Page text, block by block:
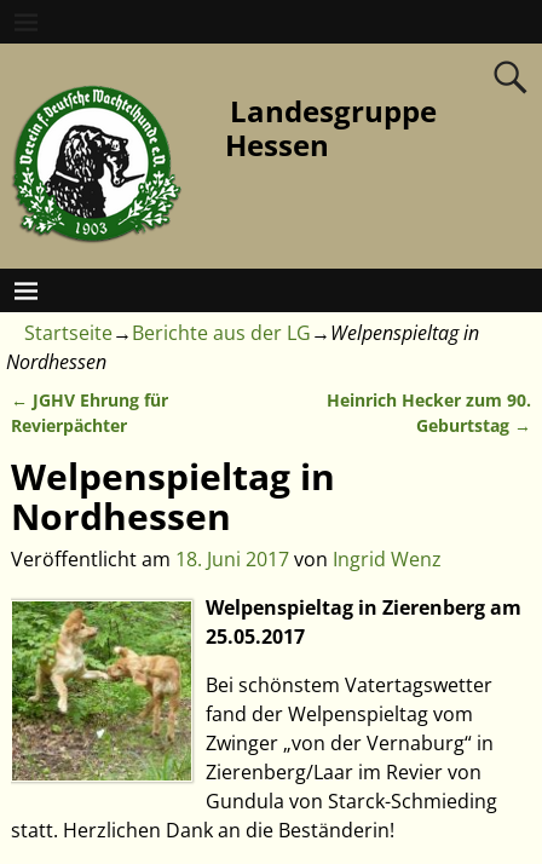
Landesgruppe
Hessen
Startseite→Berichte aus der LG→Welpenspieltag in
Nordhessen
Artikelnavigation
← JGHV Ehrung für
Revierpächter
Heinrich Hecker zum 90.
Geburtstag →
Welpenspieltag in
Nordhessen
Veröffentlicht am 18. Juni 2017von Ingrid Wenz
Welpenspieltag in Zierenberg am
25.05.2017
Bei schönstem Vatertagswetter
fand der Welpenspieltag vom
Zwinger „von der Vernaburg“ in
Zierenberg/Laar im Revier von
Gundula von Starck-Schmieding
statt. Herzlichen Dank an die Beständerin!